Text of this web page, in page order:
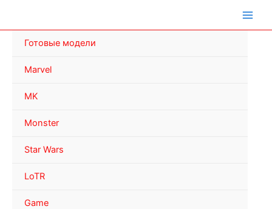
Готовые модели
Marvel
MK
Monster
Star Wars
LoTR
Game